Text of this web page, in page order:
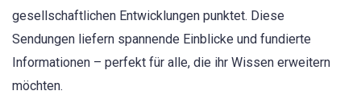
gesellschaftlichen Entwicklungen punktet. Diese
Sendungen liefern spannende Einblicke und fundierte
Informationen – perfekt für alle, die ihr Wissen erweitern
möchten.